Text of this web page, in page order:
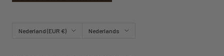
Land/regio Nederland (EUR €) TaalNederlands